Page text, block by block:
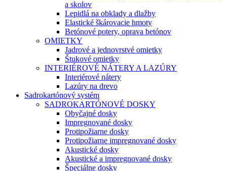
a skolov
Lepidlá na obklady a dlažby
Elastické škárovacie hmoty
Betónové potery, oprava betónov
OMIETKY
Jadrové a jednovrstvé omietky
Štukové omietky
INTERIÉROVÉ NÁTERY A LAZÚRY
Interiérové nátery
Lazúry na drevo
Sadrokartónový systém
SADROKARTÓNOVÉ DOSKY
Obyčajné dosky
Impregnované dosky
Protipožiarne dosky
Protipožiarne impregnované dosky
Akustické dosky
Akustické a impregnované dosky
Špeciálne dosky